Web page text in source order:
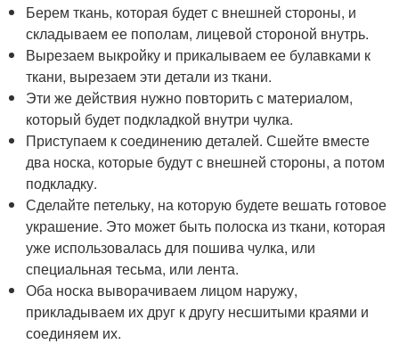
Берем ткань, которая будет с внешней стороны, и
складываем ее пополам, лицевой стороной внутрь.
Вырезаем выкройку и прикалываем ее булавками к
ткани, вырезаем эти детали из ткани.
Эти же действия нужно повторить с материалом,
который будет подкладкой внутри чулка.
Приступаем к соединению деталей. Сшейте вместе
два носка, которые будут с внешней стороны, а потом
подкладку.
Сделайте петельку, на которую будете вешать готовое
украшение. Это может быть полоска из ткани, которая
уже использовалась для пошива чулка, или
специальная тесьма, или лента.
Оба носка выворачиваем лицом наружу,
прикладываем их друг к другу несшитыми краями и
соединяем их.